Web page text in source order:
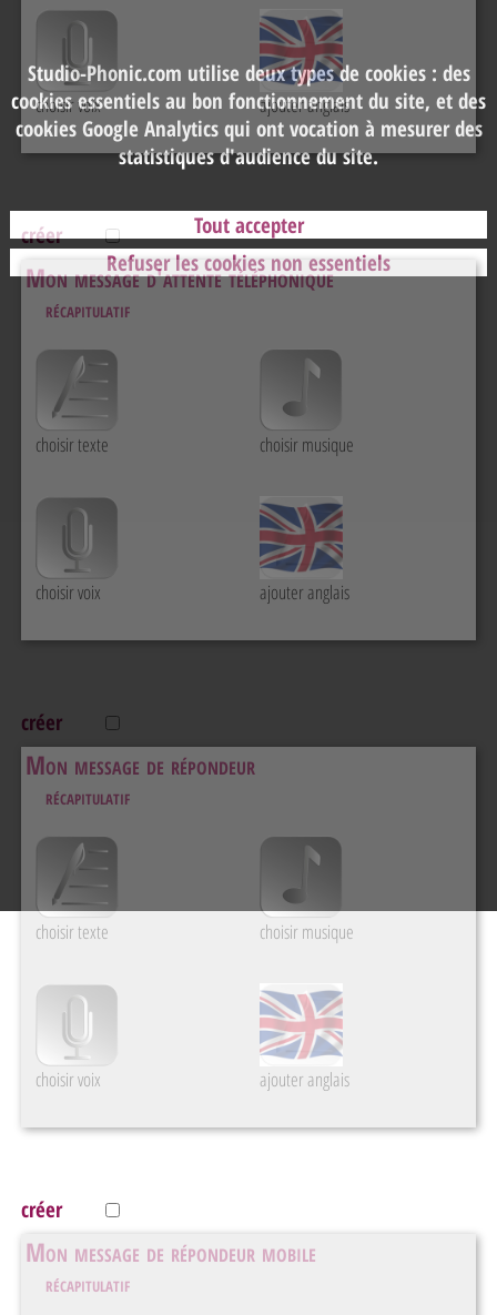
Studio-Phonic.com utilise deux types de cookies : des
cookies essentiels au bon fonctionnement du site, et des
cookies Google Analytics qui ont vocation à mesurer des
statistiques d'audience du site.
Tout accepter
Refuser les cookies non essentiels
choisir voix ajouter anglais
créer
Mon message d'attente téléphonique
récapitulatif
choisir texte choisir musique
choisir voix ajouter anglais
créer
Mon message de répondeur
récapitulatif
choisir texte choisir musique
choisir voix ajouter anglais
créer
Mon message de répondeur mobile
récapitulatif